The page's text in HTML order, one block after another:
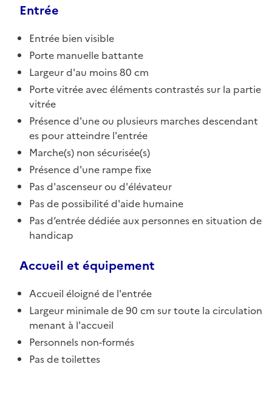
Entrée
Entrée bien visible
Porte manuelle battante
Largeur d'au moins 80 cm
Porte vitrée avec éléments contrastés sur la partie
vitrée
Présence d'une ou plusieurs marches descendant
es pour atteindre l'entrée
Marche(s) non sécurisée(s)
Présence d'une rampe fixe
Pas d'ascenseur ou d'élévateur
Pas de possibilité d'aide humaine
Pas d’entrée dédiée aux personnes en situation de
handicap
Accueil et équipement
Accueil éloigné de l'entrée
Largeur minimale de 90 cm sur toute la circulation
menant à l'accueil
Personnels non-formés
Pas de toilettes